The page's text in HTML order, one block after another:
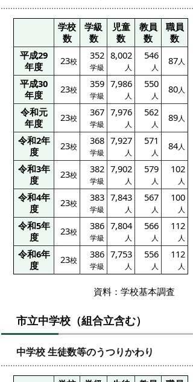
学校
数
学級
数
児童
数
教員
数
職員
数
平成29
年度
23校 352
学級
8,002
人
546
人
87人
平成30
年度
23校 359
学級
7,986
人
550
人
80人
令和元
年度
23校 367
学級
7,976
人
562
人
89人
令和2年
度
23校 368
学級
7,927
人
571
人
84人
令和3年
度
23校 382
学級
7,902
人
579
人
102
人
令和4年
度
23校 383
学級
7,843
人
567
人
100
人
令和5年
度
23校 386
学級
7,804
人
566
人
112
人
令和6年
度
23校 386
学級
7,753
人
556
人
112
人
資料：学校基本調査
市立中学校（組合立含む）
中学校 生徒数等のうつりかわり